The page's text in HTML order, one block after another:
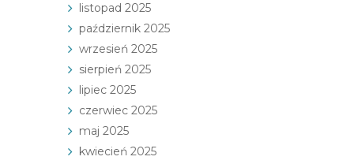
listopad 2025
październik 2025
wrzesień 2025
sierpień 2025
lipiec 2025
czerwiec 2025
maj 2025
kwiecień 2025